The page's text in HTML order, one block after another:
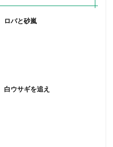
ロバと砂嵐
白ウサギを追え